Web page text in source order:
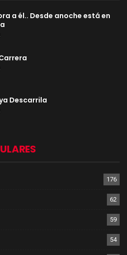
a él.. Desde anoche está en
Descarrila
176
62
59
54